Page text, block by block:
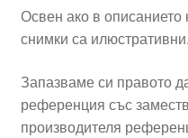
Освен ако в описанието
снимки са илюстративни.
Запазваме си правото
референция със
производителя